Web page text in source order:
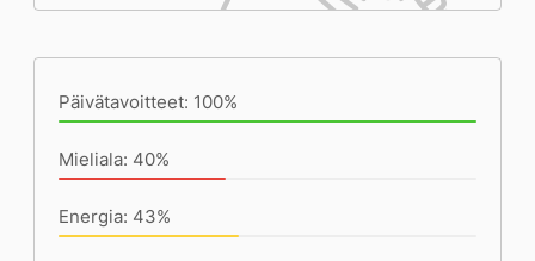
Päivätavoitteet: 100%
Mieliala: 40%
Energia: 43%